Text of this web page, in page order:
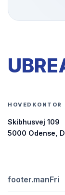
HOVEDKONTOR
Skibhusvej 109
5000 Odense,
footer.manFri